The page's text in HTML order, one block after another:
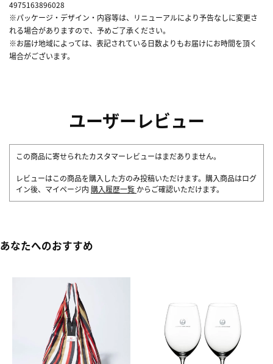
4975163896028
※パッケージ・デザイン・内容等は、リニューアルにより予告なしに変更さ
れる場合がありますので、予めご了承ください。
※お届け地域によっては、表記されている日数よりもお届けにお時間を頂く
場合がございます。
ユーザーレビュー
この商品に寄せられたカスタマーレビューはまだありません。
レビューはこの商品を購入した方のみ投稿いただけます。購入商品はログ
イン後、マイページ内 購入履歴一覧 からご確認いただけます。
あなたへのおすすめ